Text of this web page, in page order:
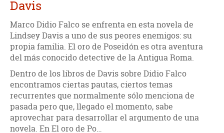
Davis
Marco Didio Falco se enfrenta en esta novela de
Lindsey Davis a uno de sus peores enemigos: su
propia familia. El oro de Poseidón es otra aventura
del más conocido detective de la Antigua Roma.
Dentro de los libros de Davis sobre Didio Falco
encontramos ciertas pautas, ciertos temas
recurrentes que normalmente sólo menciona de
pasada pero que, llegado el momento, sabe
aprovechar para desarrollar el argumento de una
novela. En El oro de Po…